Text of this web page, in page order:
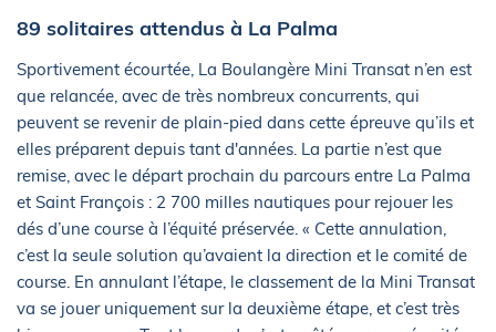
89 solitaires attendus à La Palma
Sportivement écourtée, La Boulangère Mini Transat n’en est
que relancée, avec de très nombreux concurrents, qui
peuvent se revenir de plain-pied dans cette épreuve qu’ils et
elles préparent depuis tant d'années. La partie n’est que
remise, avec le départ prochain du parcours entre La Palma
et Saint François : 2 700 milles nautiques pour rejouer les
dés d’une course à l’équité préservée. « Cette annulation,
c’est la seule solution qu’avaient la direction et le comité de
course. En annulant l’étape, le classement de la Mini Transat
va se jouer uniquement sur la deuxième étape, et c’est très